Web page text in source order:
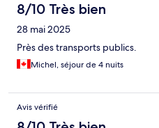
8/10 Très bien
28 mai 2025
Près des transports publics.
Michel, séjour de 4 nuits
Avis vérifié